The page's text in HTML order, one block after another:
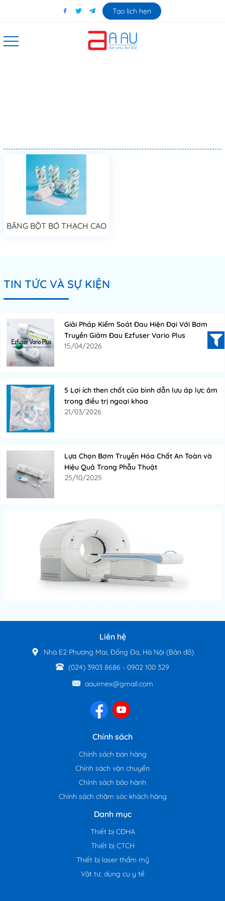
Tạo lịch hẹn
BĂNG BỘT BÓ THẠCH CAO
TIN TỨC VÀ SỰ KIỆN
Giải Pháp Kiểm Soát Đau Hiện Đại Với Bơm
Truyền Giảm Đau Ezfuser Vario Plus
15/04/2026
5 Lợi ích then chốt của bình dẫn lưu áp lực âm
trong điều trị ngoại khoa
21/03/2026
Lựa Chọn Bơm Truyền Hóa Chất An Toàn và
Hiệu Quả Trong Phẫu Thuật
25/10/2025
Liên hệ
Nhà E2 Phương Mai, Đống Đa, Hà Nội (Bản đồ)
(024) 3903 8686 - 0902 100 329
aauimex@gmail.com
Chính sách
Chính sách bán hàng
Chính sách vận chuyển
Chính sách bảo hành
Chính sách chăm sóc khách hàng
Danh mục
Thiết bị CĐHA
Thiết bị CTCH
Thiết bị laser thẩm mỹ
Vật tư, dụng cụ y tế